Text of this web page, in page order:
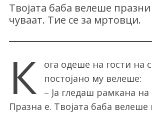
Твојата баба велеше
чуваат. Тие се за мртовци.
К
ога одеше на гости на
постојано му велеше:
– Ја гледаш рамкана на
Празна е. Твојата баба